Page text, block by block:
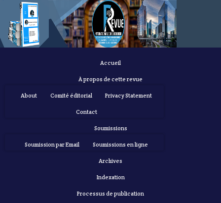
Accueil
À propos de cette revue
About Comité éditorial Privacy Statement
Contact
Soumissions
Soumission par Email Soumissions en ligne
Archives
Indexation
Processus de publication